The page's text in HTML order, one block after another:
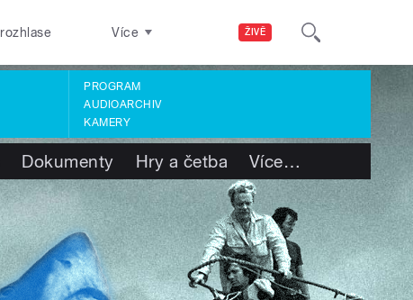
ŽIVĚ
Více
PROGRAM
AUDIOARCHIV
KAMERY
Dokumenty Hry a četba Více…